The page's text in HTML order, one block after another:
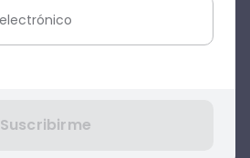
Suscribirme